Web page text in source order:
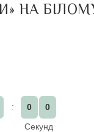
НА
0
0
Секунд